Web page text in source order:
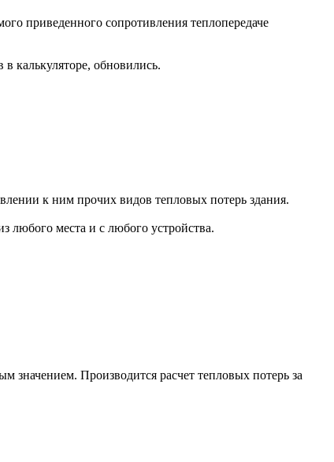
приведенного сопротивления теплопередаче
калькуляторе, обновились.
к ним прочих видов тепловых потерь здания.
любого места и с любого устройства.
значением. Производится расчет тепловых потерь за